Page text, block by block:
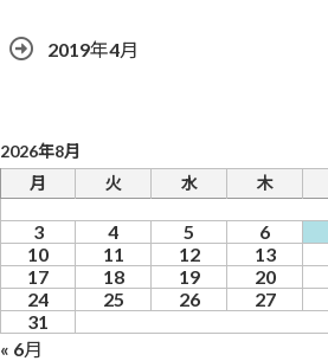
2019年4月
2026年8月
月
火 水 木
3
4 5 6
10
11 12 13
17
18 19 20
24
25 26 27
31
« 6月